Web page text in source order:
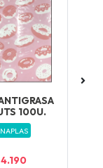
100U.